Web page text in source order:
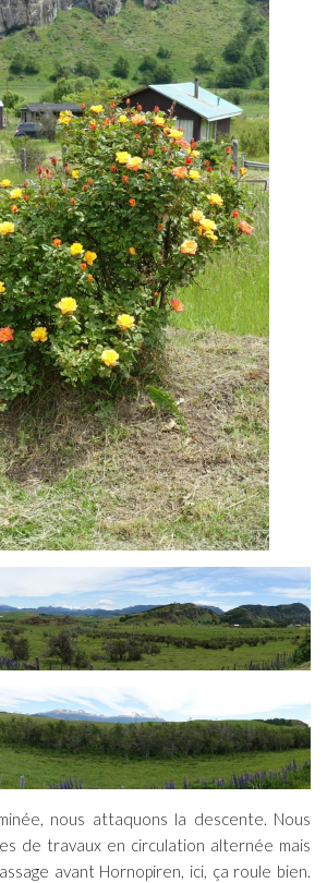
nous attaquons la descente. Nous
de travaux en circulation alternée mais
avant Hornopiren, ici, ça roule bien.